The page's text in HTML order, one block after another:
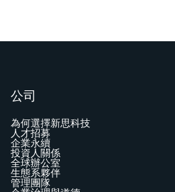
公司
為何選擇新思科技
人才招募
企業永續
投資人關係
全球辦公室
生態系夥伴
管理團隊